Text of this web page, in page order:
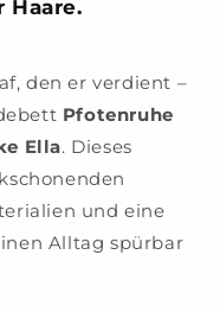
Haare.
den er verdient –
Pfotenruhe
Ella. Dieses
und eine
Alltag spürbar